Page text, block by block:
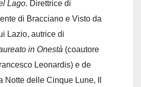
Lago. Direttrice di
di Bracciano e Visto da
Lazio, autrice di
in Onestà (coautore
Leonardis) e de
Notte delle Cinque Lune, Il